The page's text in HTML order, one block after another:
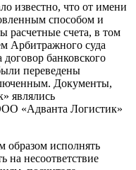
известно, что от имени
способом и
расчетные счета, в том
Арбитражного суда
банковского
переведены
Документы,
являлись
«Адванта Логистик»
образом исполнять
на несоответствие